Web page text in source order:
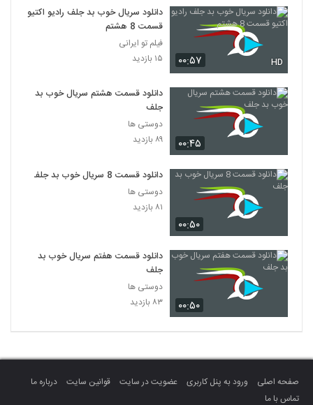
۰۰:۵۷ HD
دانلود سریال خوب بد جلف رادیو اکتیو
قسمت 8 هشتم
فیلم تو ایرانی
۱۵ بازدید
۰۰:۴۵
دانلود قسمت هشتم سریال خوب بد
جلف
دوستی ها
۸۹ بازدید
۰۰:۵۰
دانلود قسمت 8 سریال خوب بد جلف
دوستی ها
۸۱ بازدید
۰۰:۵۰
دانلود قسمت هفتم سریال خوب بد
جلف
دوستی ها
۸۳ بازدید
صفحه اصلی ورود به پنل کاربری عضویت در سایت قوانین سایت
درباره ما
تماس با ما